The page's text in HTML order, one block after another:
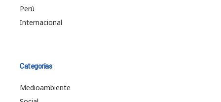
Perú
Internacional
Categorías
Medioambiente